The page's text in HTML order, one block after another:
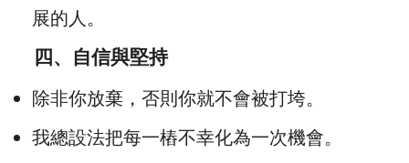
展的人。
四、自信與堅持
除非你放棄，否則你就不會被打垮。
我總設法把每一樁不幸化為一次機會。